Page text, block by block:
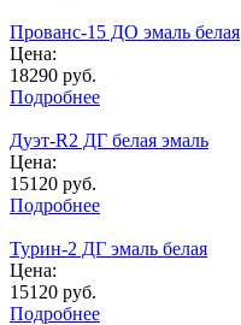
Прованс-15 ДО эмаль белая
Цена:
18290 руб.
Подробнее
Дуэт-R2 ДГ белая эмаль
Цена:
15120 руб.
Подробнее
Турин-2 ДГ эмаль белая
Цена:
15120 руб.
Подробнее